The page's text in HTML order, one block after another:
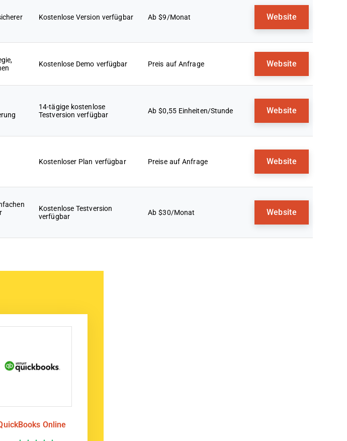
Kostenlose Version verfügbar Ab $9/Monat Website
Kostenlose Demo verfügbar Preis auf Anfrage Website
14-tägige kostenlose
Testversion verfügbar
Ab $0,55 Einheiten/Stunde Website
Kostenloser Plan verfügbar Preise auf Anfrage Website
Kostenlose Testversion
verfügbar
Ab $30/Monat Website
Online